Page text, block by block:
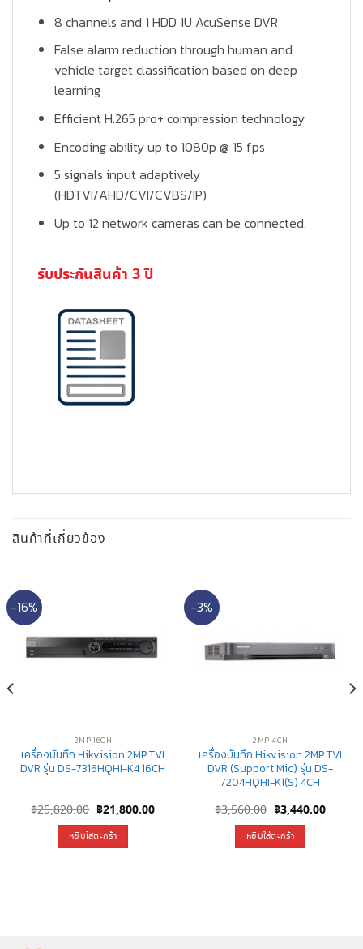
8 channels and 1 HDD 1U AcuSense DVR
False alarm reduction through human and
vehicle target classification based on deep
learning
Efficient H.265 pro+ compression technology
Encoding ability up to 1080p @ 15 fps
5 signals input adaptively
(HDTVI/AHD/CVI/CVBS/IP)
Up to 12 network cameras can be connected.
รับประกันสินค้า 3 ปี
สินค้าที่เกี่ยวข้อง
-16%
2MP 16CH
เครื่องบันทึก Hikvision 2MP TVI
DVR รุ่น DS-7316HQHI-K4 16CH
฿25,820.00 Original
price
was:
฿25,820.00.
฿21,800.00Current
หยิบใส่ตะกร้า
-3%
2MP 4CH
เครื่องบันทึก Hikvision 2MP TVI
DVR (Support Mic) รุ่น DS-
7204HQHI-K1(S) 4CH
฿3,560.00 Original
price
was:
฿3,560.00.
฿3,440.00
หยิบใส่ตะกร้า